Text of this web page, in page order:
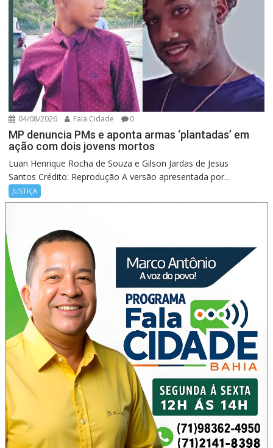
04/08/2026 Fala Cidade 0
MP denuncia PMs e aponta armas ‘plantadas’ em
ação com dois jovens mortos
Luan Henrique Rocha de Souza e Gilson Jardas de Jesus
Santos Crédito: Reprodução A versão apresentada por...
JUSTIÇA